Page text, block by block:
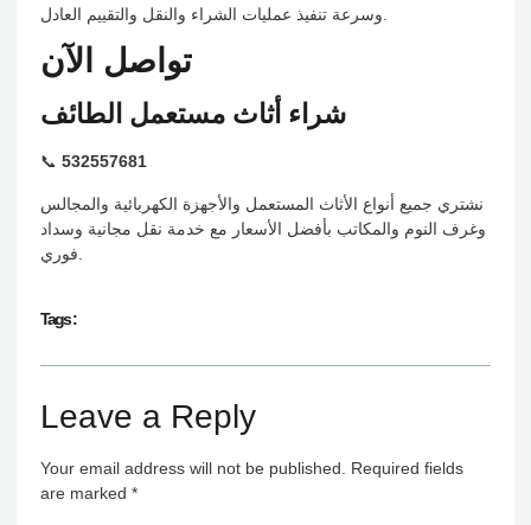
تواصل الآن
شراء أثاث مستعمل الطائف
📞 532557681
نشتري جميع أنواع الأثاث المستعمل والأجهزة الكهربائية والمجالس
وغرف النوم والمكاتب بأفضل الأسعار مع خدمة نقل مجانية وسداد
Tags :
Leave a Reply
Your email address will not be published.
Required fields
are marked *